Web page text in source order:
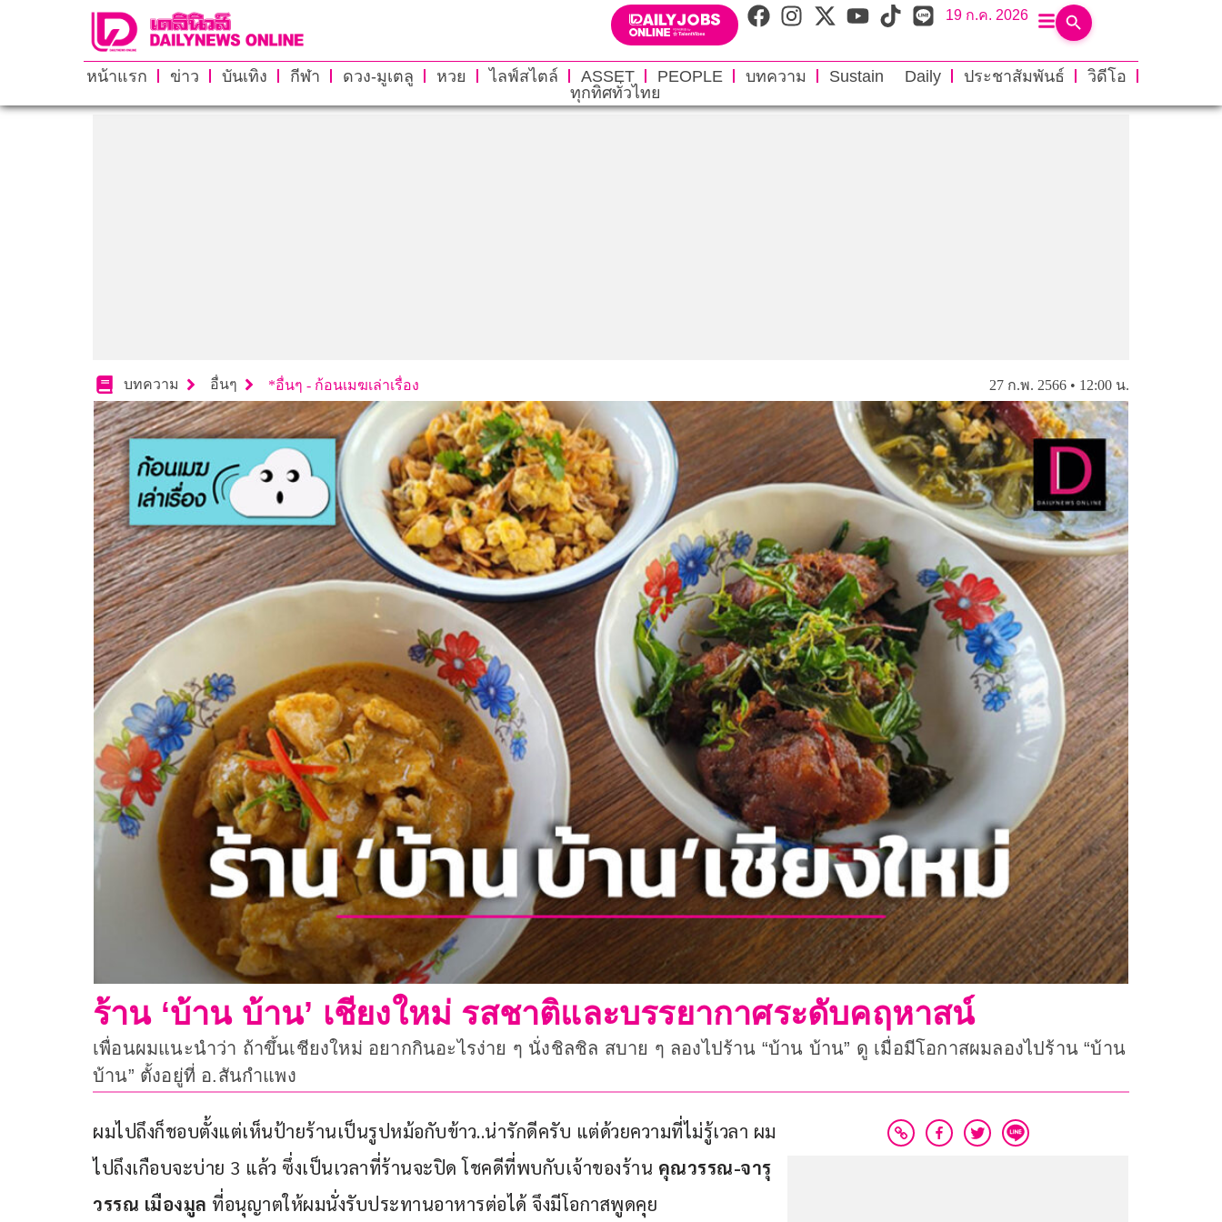
19 ก.ค. 2026
หน้าแรก ข่าว บันเทิง กีฬา ดวง-มูเตลู หวย ไลฟ์สไตล์ ASSET PEOPLE บทความ Sustain Daily ประชาสัมพันธ์
วิดีโอ
ทุกทิศทั่วไทย
บทความ อื่นๆ *อื่นๆ - ก้อนเมฆเล่าเรื่อง 27 ก.พ. 2566 • 12:00 น.
ร้าน ‘บ้าน บ้าน’ เชียงใหม่ รสชาติและบรรยากาศระดับคฤหาสน์
เพื่อนผมแนะนำว่า ถ้าขึ้นเชียงใหม่ อยากกินอะไรง่าย ๆ นั่งชิลชิล สบาย ๆ ลองไปร้าน “บ้าน บ้าน” ดู เมื่อมีโอกาสผมลองไปร้าน “บ้าน
บ้าน” ตั้งอยู่ที่ อ.สันกำแพง
ผมไปถึงก็ชอบตั้งแต่เห็นป้ายร้านเป็นรูปหม้อกับข้าว..น่ารักดีครับ แต่ด้วยความที่ไม่รู้เวลา ผม
ไปถึงเกือบจะบ่าย 3 แล้ว ซึ่งเป็นเวลาที่ร้านจะปิด โชคดีที่พบกับเจ้าของร้าน คุณวรรณ-จารุ
วรรณ เมืองมูล ที่อนุญาตให้ผมนั่งรับประทานอาหารต่อได้ จึงมีโอกาสพูดคุย